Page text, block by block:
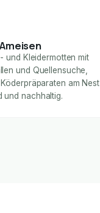
und Kleidermotten mit
und Quellensuche,
am Nest
nachhaltig.